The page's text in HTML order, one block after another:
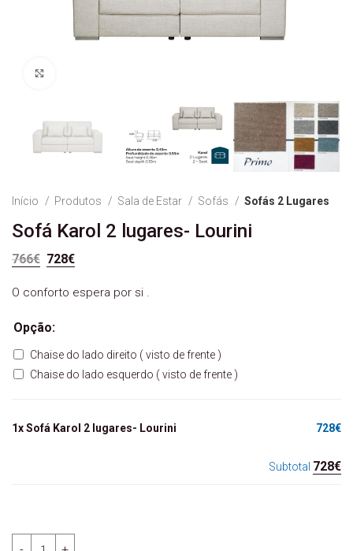
Início Produtos Sala de Estar Sofás Sofás 2 Lugares
Sofá Karol 2 lugares- Lourini
766€ O preço original era: 766€.
728€
O conforto espera por si .
Opção:
Chaise do lado direito ( visto de frente )
Chaise do lado esquerdo ( visto de frente )
1xSofá Karol 2 lugares- Lourini 728€
Subtotal 728€